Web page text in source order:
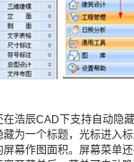
浩辰CAD下支持自动隐
藏为一个标题，光标进入
幕作图面积。屏幕菜单